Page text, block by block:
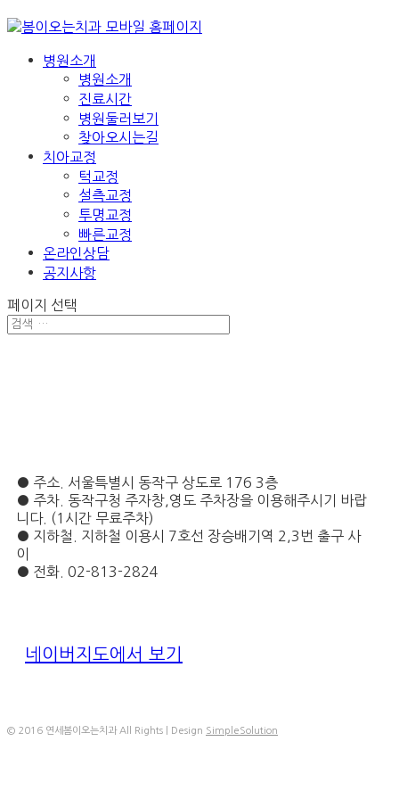
병원소개
병원소개
진료시간
병원둘러보기
찾아오시는길
치아교정
턱교정
설측교정
투명교정
빠른교정
온라인상담
공지사항
페이지 선택
● 주소. 서울특별시 동작구 상도로 176 3층
● 주차. 동작구청 주자창,영도 주차장을 이용해주시기 바랍
니다. (1시간 무료주차)
● 지하철. 지하철 이용시 7호선 장승배기역 2,3번 출구 사
이
● 전화. 02-813-2824
네이버지도에서 보기
© 2016 연세봄이오는치과 All Rights | Design SimpleSolution